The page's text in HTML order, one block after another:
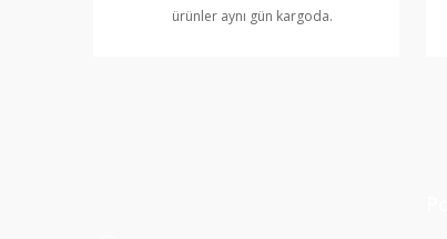
ürünler aynı gün kargoda.